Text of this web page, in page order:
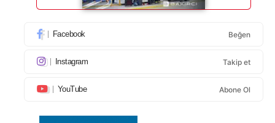
Facebook Beğen
Instagram Takip et
YouTube Abone Ol